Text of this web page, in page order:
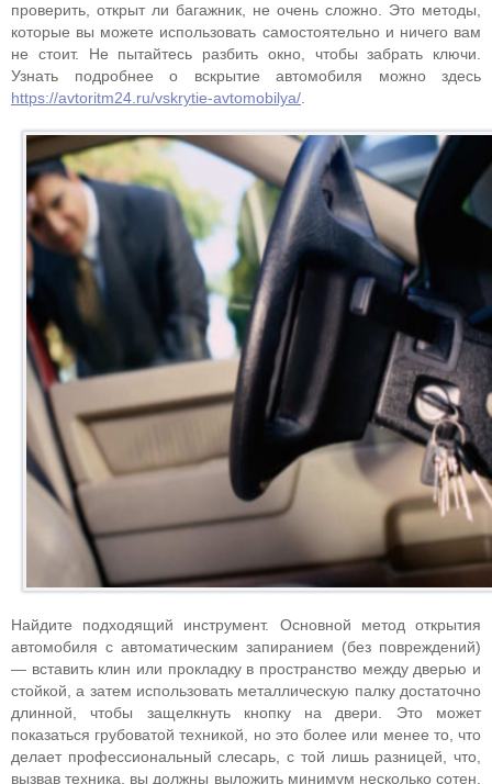
проверить, открыт ли багажник, не очень сложно. Это методы,
которые вы можете использовать самостоятельно и ничего вам
не стоит. Не пытайтесь разбить окно, чтобы забрать ключи.
Узнать подробнее о вскрытие автомобиля можно здесь
https://avtoritm24.ru/vskrytie-avtomobilya/
Найдите подходящий инструмент. Основной метод открытия
автомобиля с автоматическим запиранием (без повреждений)
— вставить клин или прокладку в пространство между дверью и
стойкой, а затем использовать металлическую палку достаточно
длинной, чтобы защелкнуть кнопку на двери. Это может
показаться грубоватой техникой, но это более или менее то, что
делает профессиональный слесарь, с той лишь разницей, что,
вызвав техника, вы должны выложить минимум несколько сотен.